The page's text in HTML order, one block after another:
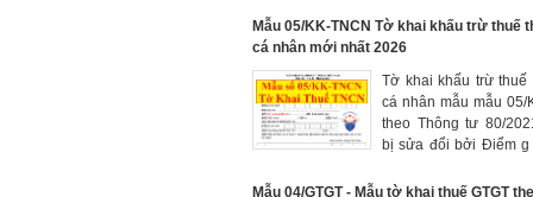
bởi Khoản 3 Điều 1
94/2025/TT-BTC có
Mẫu 05/KK-TNCN Tờ khai khấu trừ thuế
cá nhân mới nhất 2026
Tờ khai khấu trừ thuế
cá nhân mẫu mẫu 05/
theo Thông tư 80/
bị sửa đổi bởi Điểm g
BTC có hiệu lực
Mẫu 04/GTGT - Mẫu tờ khai thuế GTGT